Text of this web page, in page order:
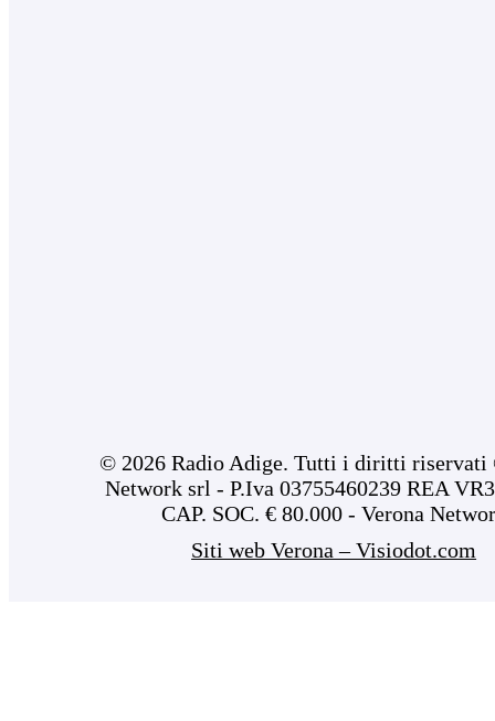
© 2026 Radio Adige. Tutti i diritti riservati
Network srl - P.Iva 03755460239 REA
CAP. SOC. € 80.000 - Verona
Siti web Verona – Visiodot.com